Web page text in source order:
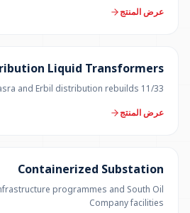
عرض المنتج
Liquid Transformers
11/33 kV units for Baghdad, Basra and Erbil distribution rebuilds
عرض المنتج
Containerized Substation
programmes and South Oil
Company facilities